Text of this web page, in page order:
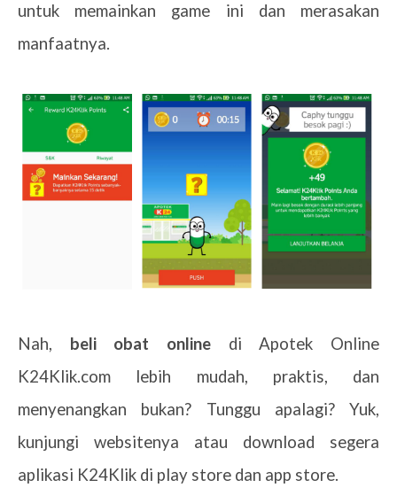
untuk memainkan game ini dan merasakan
manfaatnya.
Nah, beli obat online di Apotek Online
K24Klik.com lebih mudah, praktis, dan
menyenangkan bukan? Tunggu apalagi? Yuk,
kunjungi websitenya atau download segera
aplikasi K24Klik di play store dan app store.